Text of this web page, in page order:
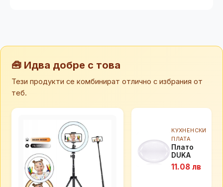
🧰 Идва добре с това
Тези продукти се комбинират отлично с избрания от
теб.
КУХНЕНСКИ
ПЛАТА
Плато
DUKA
FELICIA
35,5 см.
11.08 лв